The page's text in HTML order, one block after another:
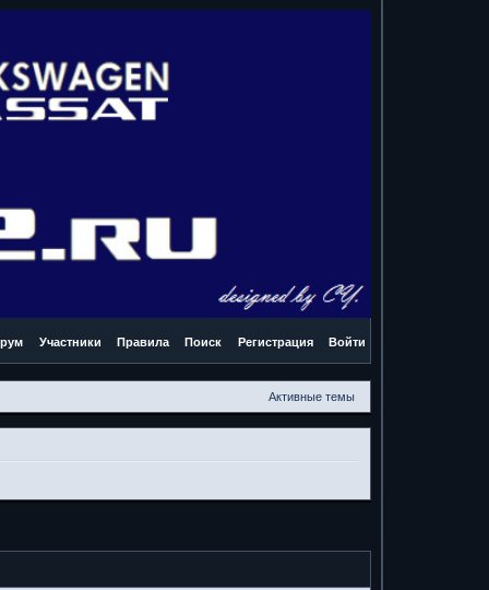
Участники Правила Поиск Регистрация Войти
Активные темы